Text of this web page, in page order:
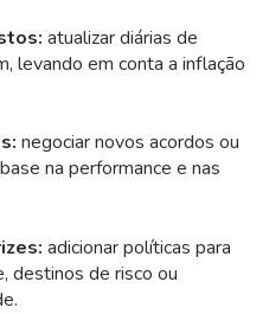
atualizar diárias de
levando em conta a inflação
negociar novos acordos ou
na performance e nas
adicionar políticas para
destinos de risco ou